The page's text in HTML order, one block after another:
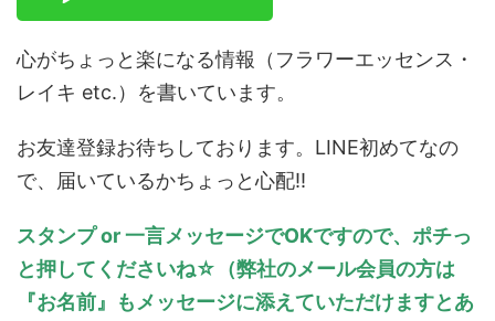
心がちょっと楽になる情報（フラワーエッセンス・
レイキ etc.）を書いています。
お友達登録お待ちしております。LINE初めてなの
で、届いているかちょっと心配!!
スタンプ or 一言メッセージでOKですので、ポチっ
と押してくださいね☆（弊社のメール会員の方は
『お名前』もメッセージに添えていただけますとあ